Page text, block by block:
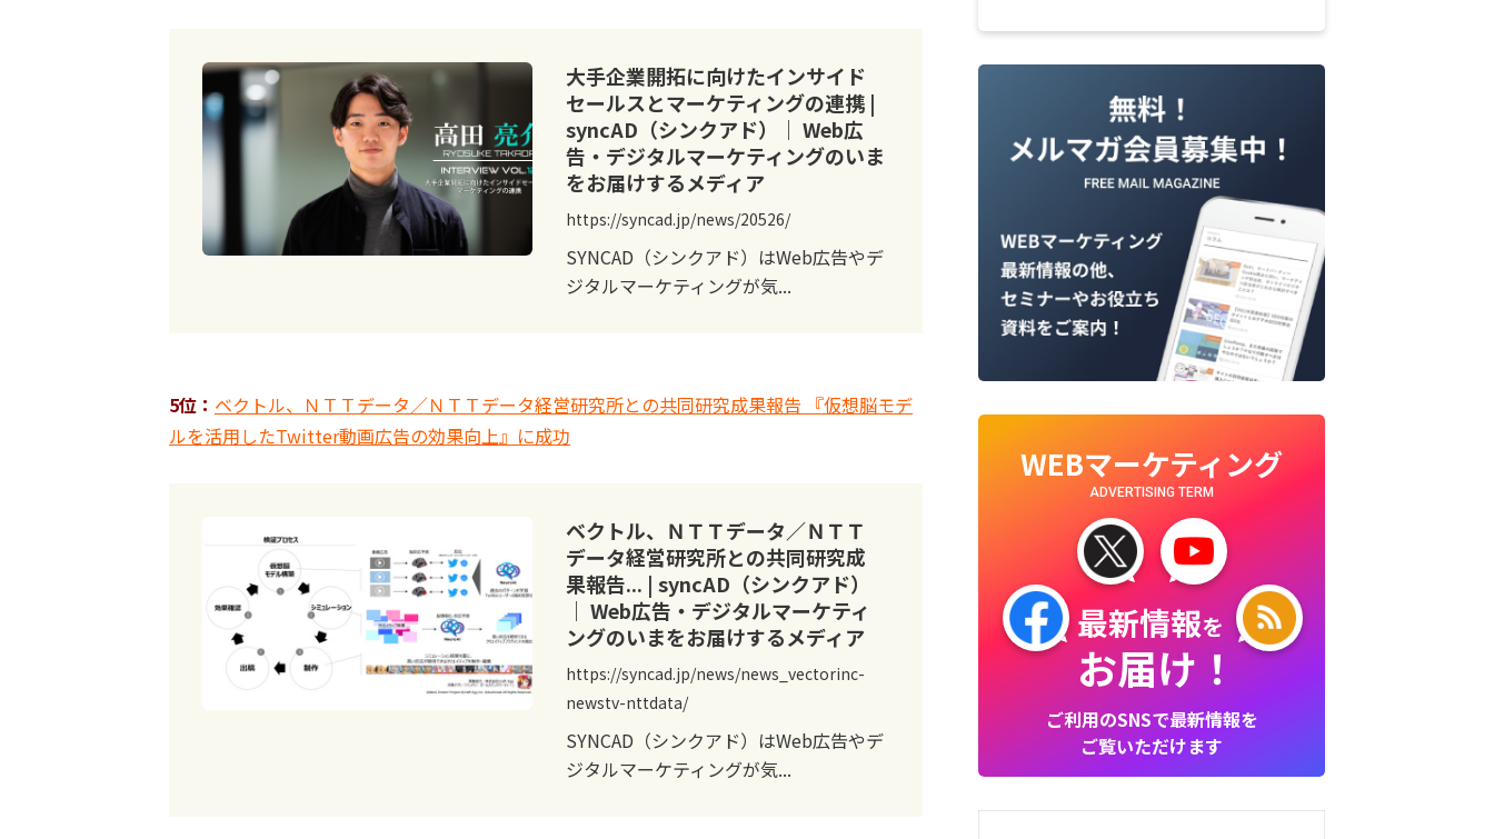
大手企業開拓に向けたインサイド
セールスとマーケティングの連携 |
syncAD（シンクアド）｜ Web広
告・デジタルマーケティングのいま
をお届けするメディア
https://syncad.jp/news/20526/
SYNCAD（シンクアド）はWeb広告やデ
ジタルマーケティングが気...
5位： ベクトル、ＮＴＴデータ／ＮＴＴデータ経営研究所との共同研究成果報告 『仮想脳モデ
ルを活用したTwitter動画広告の効果向上』に成功
ベクトル、ＮＴＴデータ／ＮＴＴ
データ経営研究所との共同研究成
果報告... | syncAD（シンクアド）
｜ Web広告・デジタルマーケティ
ングのいまをお届けするメディア
https://syncad.jp/news/news_vectorinc-
newstv-nttdata/
SYNCAD（シンクアド）はWeb広告やデ
ジタルマーケティングが気...
WEBマーケティング
ADVERTISING TERM
最新情報を
お届け！
ご利用のSNSで最新情報を
ご覧いただけます